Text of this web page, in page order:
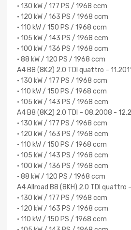
• 130 kW / 177 PS / 1968 ccm
• 120 kW / 163 PS / 1968 ccm
• 110 kW / 150 PS / 1968 ccm
• 105 kW / 143 PS / 1968 ccm
• 100 kW / 136 PS / 1968 ccm
• 88 kW / 120 PS / 1968 ccm
A4 B8 (8K2) 2.0 TDI quattro –
• 130 kW / 177 PS / 1968 ccm
• 110 kW / 150 PS / 1968 ccm
• 105 kW / 143 PS / 1968 ccm
A4 B8 (8K2) 2.0 TDI – 08.2008 -
• 130 kW / 177 PS / 1968 ccm
• 120 kW / 163 PS / 1968 ccm
• 110 kW / 150 PS / 1968 ccm
• 105 kW / 143 PS / 1968 ccm
• 100 kW / 136 PS / 1968 ccm
• 88 kW / 120 PS / 1968 ccm
A4 Allroad B8 (8KH) 2.0 TDI
• 130 kW / 177 PS / 1968 ccm
• 120 kW / 163 PS / 1968 ccm
• 110 kW / 150 PS / 1968 ccm